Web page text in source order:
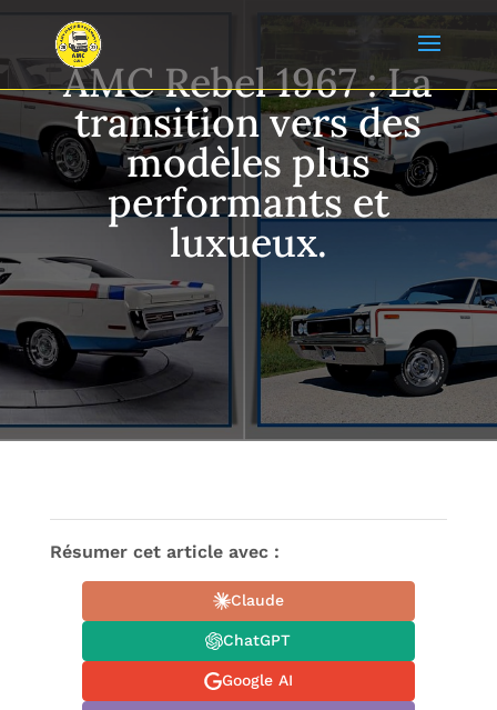
AMC Rebel 1967 : La
transition vers des
modèles plus
performants et
luxueux.
Résumer cet article avec :
Claude
ChatGPT
Google AI